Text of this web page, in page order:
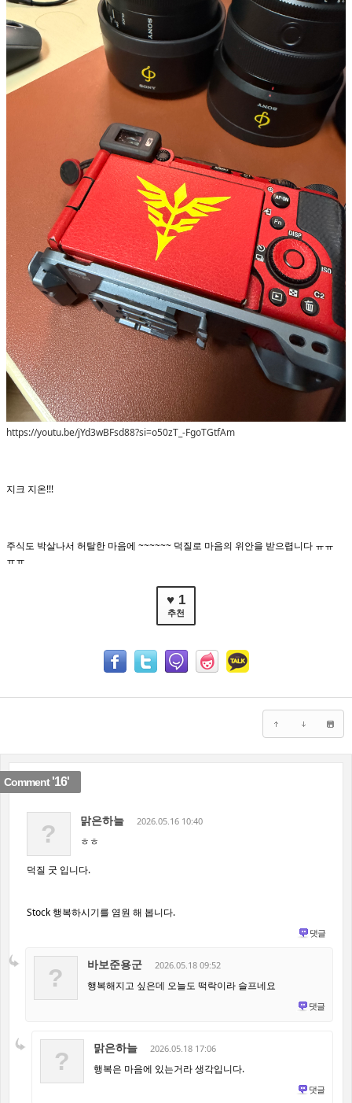
https://youtu.be/jYd3wBFsd88?si=o50zT_-FgoTGtfAm
지크 지온!!!
주식도 박살나서 허탈한 마음에 ~~~~~~ 덕질로 마음의 위안을 받으렵니다 ㅠㅠ
ㅠㅠ
♥ 1
추천
Comment'16'
? 맑은하늘 2026.05.16 10:40
ㅎㅎ
덕질 굿 입니다.
Stock 행복하시기를 염원 해 봅니다.
댓글
? 바보준용군 2026.05.18 09:52
행복해지고 싶은데 오늘도 떡락이라 슬프네요
댓글
? 맑은하늘 2026.05.18 17:06
행복은 마음에 있는거라 생각입니다.
댓글